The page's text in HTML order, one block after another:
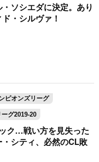
ソシエダに決定。あり
・シルヴァ！
ピオンズリーグ
グ2019-20
ク…戦い方を見失った
シティ、必然のCL敗